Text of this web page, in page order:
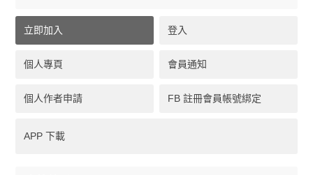
立即加入 登入
個人專頁 會員通知
個人作者申請 FB 註冊會員帳號綁定
APP 下載